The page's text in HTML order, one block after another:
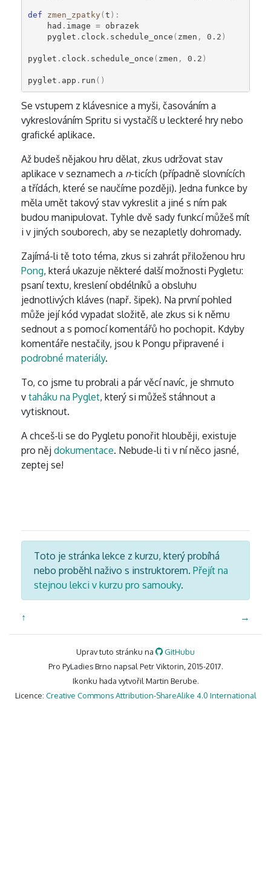
def zmen_zpatky (t ):
had . image =
obrazek
pyglet . clock . schedule_once ( zmen , 0.2 )
pyglet . clock . schedule_once ( zmen , 0.2 )
pyglet . app . run ()
Se vstupem z klávesnice a myši, časováním a
vykreslováním Spritu si vystačíš u leckteré hry nebo
grafické aplikace.
Až budeš nějakou hru dělat, zkus udržovat stav
aplikace v seznamech a n-ticích (případně slovnících
a třídách, které se naučíme později). Jedna funkce by
měla umět takový stav vykreslit a jiné s ním pak
budou manipulovat. Tyhle dvě sady funkcí můžeš mít
i v jiných souborech, aby se nezapletly dohromady.
Zajímá-li tě toto téma, zkus si zahrát přiloženou hru
Pong, která ukazuje některé další možnosti Pygletu:
psaní textu, kreslení obdélníků a obsluhu
jednotlivých kláves (např. šipek). Na první pohled
může její kód vypadat složitě, ale zkus si k němu
sednout a s pomocí komentářů ho pochopit. Kdyby
komentáře nestačily, jsou k Pongu připravené i
podrobné materiály.
To, co jsme tu probrali a pár věcí navíc, je shrnuto
v taháku na Pyglet, který si můžeš stáhnout a
vytisknout.
A chceš-li se do Pygletu ponořit hlouběji, existuje
pro něj dokumentace. Nebude-li ti v ní něco jasné,
zeptej se!
Toto je stránka lekce z kurzu, který probíhá
nebo proběhl naživo s instruktorem. Přejít na
stejnou lekci v kurzu pro samouky.
↑ →
Uprav tuto stránku na
GitHubu
Pro PyLadies Brno napsal Petr Viktorin, 2015-2017.
Ikonku hada vytvořil Martin Berube.
Licence: Creative Commons Attribution-ShareAlike 4.0 International